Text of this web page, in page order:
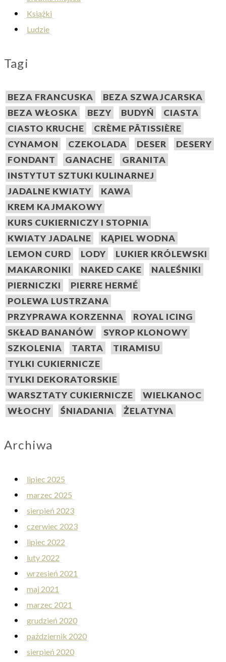
Książki
Ludzie
Tagi
BEZA FRANCUSKA
BEZA SZWAJCARSKA
BEZA WŁOSKA
BEZY BUDYŃ
CIASTA
CIASTO KRUCHE
CRÈME PÂTISSIÈRE
CYNAMON
CZEKOLADA DESER
DESERY
FONDANT
GANACHE
GRANITA
INSTYTUT SZTUKI KULINARNEJ
JADALNE KWIATY
KAWA
KREM KAJMAKOWY
KURS CUKIERNICZY I STOPNIA
KWIATY JADALNE
KĄPIEL WODNA
LEMON CURD
LODY
LUKIER KRÓLEWSKI
MAKARONIKI
NAKED CAKE
NALEŚNIKI
PIERNICZKI
PIERRE HERMÉ
POLEWA LUSTRZANA
PRZYPRAWA KORZENNA
ROYAL ICING
SKŁAD BANANÓW
SYROP KLONOWY
SZKOLENIA
TARTA
TIRAMISU
TYLKI CUKIERNICZE
TYLKI DEKORATORSKIE
WARSZTATY CUKIERNICZE
WIELKANOC
WŁOCHY
ŚNIADANIA ŻELATYNA
Archiwa
lipiec 2025
marzec 2025
sierpień 2023
czerwiec 2023
lipiec 2022
luty 2022
wrzesień 2021
maj 2021
marzec 2021
grudzień 2020
październik 2020
sierpień 2020